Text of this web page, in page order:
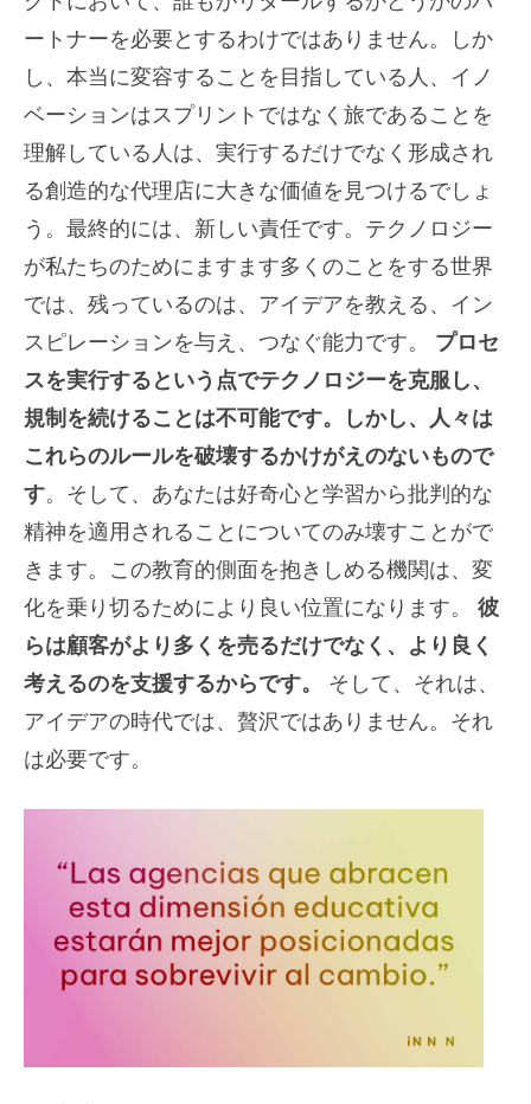
ートナーを必要とするわけではありません。しか
し、本当に変容することを目指している人、イノ
ベーションはスプリントではなく旅であることを
理解している人は、実行するだけでなく形成され
る創造的な代理店に大きな価値を見つけるでしょ
う。最終的には、新しい責任です。テクノロジー
が私たちのためにますます多くのことをする世界
では、残っているのは、アイデアを教える、イン
スピレーションを与え、つなぐ能力です。 プロセ
スを実行するという点でテクノロジーを克服し、
規制を続けることは不可能です。しかし、人々は
これらのルールを破壊するかけがえのないもので
す。そして、あなたは好奇心と学習から批判的な
精神を適用されることについてのみ壊すことがで
きます。この教育的側面を抱きしめる機関は、変
化を乗り切るためにより良い位置になります。 彼
らは顧客がより多くを売るだけでなく、より良く
考えるのを支援するからです。 そして、それは、
アイデアの時代では、贅沢ではありません。それ
は必要です。